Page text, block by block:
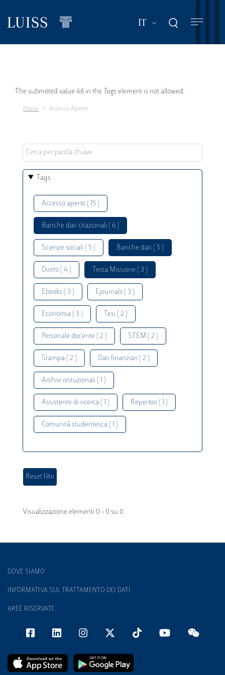
contenuto
IT Mostra ulteriori
Messaggio
di
The submitted value 46 in the Tags element is not allowed.
Home Accesso Aperto
Tags
Accesso aperto ( 15 )
Banche dati citazionali ( 6 )
Scienze sociali ( 5 ) Banche dati ( 5 )
Diritto ( 4 ) Terza Missione ( 3 )
Ebooks ( 3 ) Ejournals ( 3 )
Economia ( 3 ) Tesi ( 2 )
Personale docente ( 2 ) STEM ( 2 )
Stampa ( 2 ) Dati finanziari ( 2 )
Archivi istituzionali ( 1 )
Assistente di ricerca ( 1 ) Repertori ( 1 )
Comunità studentesca ( 1 )
Visualizzazione elementi 0 - 0 su 0
DOVE SIAMO
INFORMATIVA SUL TRATTAMENTO DEI DATI
AREE RISERVATE